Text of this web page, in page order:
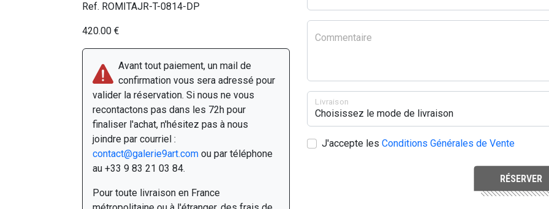
Ref. ROMITAJR-T-0814-DP
420.00 €
Avant tout paiement, un mail de
confirmation vous sera adressé pour
valider la réservation. Si nous ne vous
recontactons pas dans les 72h pour
finaliser l'achat, n'hésitez pas à nous
joindre par courriel :
contact@galerie9art.com ou par téléphone
au +33 9 83 21 03 84.
Pour toute livraison en France
Commentaire
Livraison
J'accepte les Conditions Générales de Vente
RÉSERVER